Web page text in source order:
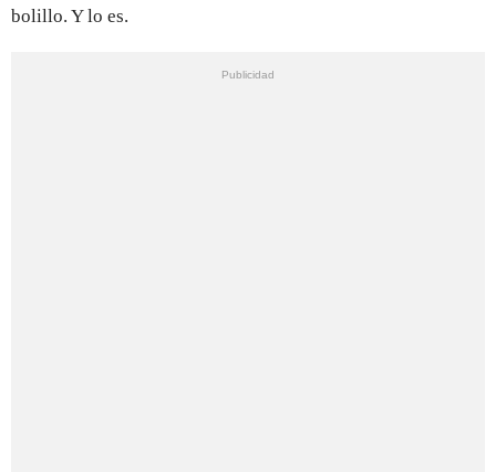
bolillo. Y lo es.